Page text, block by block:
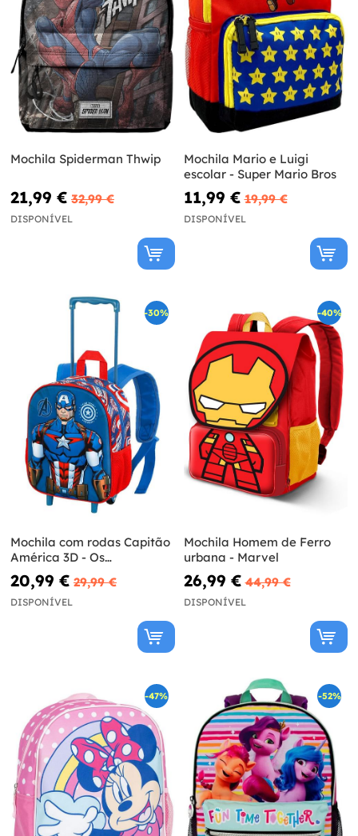
Mochila Spiderman Thwip
21,99 € 32,99 €
DISPONÍVEL
Mochila Mario e Luigi
escolar - Super Mario Bros
11,99 € 19,99 €
DISPONÍVEL
-30%
Mochila com rodas Capitão
América 3D - Os
Vingadores
20,99 € 29,99 €
DISPONÍVEL
-40%
Mochila Homem de Ferro
urbana - Marvel
26,99 € 44,99 €
DISPONÍVEL
-47% -52%